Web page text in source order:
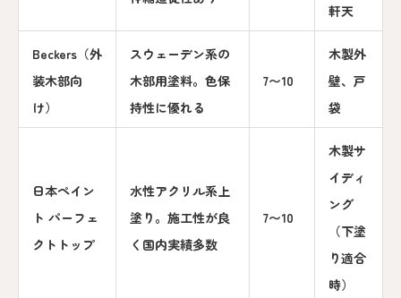
軒天
Beckers（外
装木部向
け）
スウェーデン系の
木部用塗料。色保
持性に優れる
7〜10
木製外
壁、戸
袋
日本ペイン
ト パーフェ
クトトップ
水性アクリル系上
塗り。施工性が良
く国内実績多数
7〜10
木製サ
イディ
ング
（下塗
り適合
時）